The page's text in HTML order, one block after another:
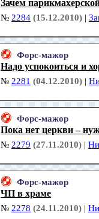
Зачем
№ 2284 (15.12.2010) |
Форс-мажор
Надо успокоиться и
№ 2281 (04.12.2010) |
Форс-мажор
Пока нет церкви –
№ 2279 (27.11.2010) |
Форс-мажор
ЧП в храме
№ 2278 (24.11.2010) |